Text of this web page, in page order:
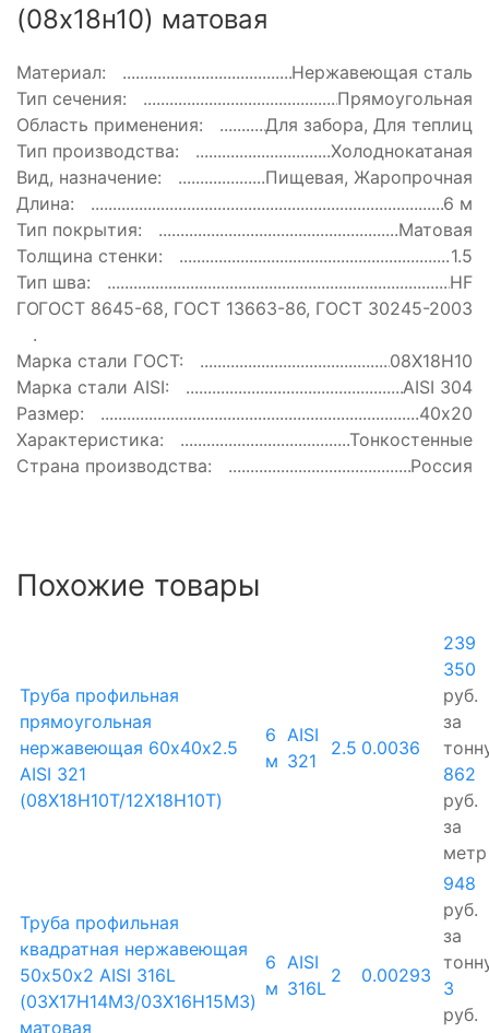
(08х18н10) матовая
Материал:
Нержавеющая сталь
Тип сечения:
Прямоугольная
Область применения:
Для забора, Для теплиц
Тип производства:
Холоднокатаная
Вид, назначение:
Пищевая, Жаропрочная
Длина:
6 м
Тип покрытия:
Матовая
Толщина стенки:
1.5
Тип шва:
HF
ГОСТ:
ГОСТ 8645-68, ГОСТ 13663-86, ГОСТ 30245-2003
Марка стали ГОСТ:
08Х18Н10
Марка стали AISI:
AISI 304
Размер:
40х20
Характеристика:
Тонкостенные
Страна производства:
Россия
Похожие товары
Труба профильная
прямоугольная
нержавеющая 60х40х2.5
AISI 321
(08Х18Н10Т/12Х18Н10Т)
6
м
AISI
321
2.5 0.0036
239
350
руб.
за
862
руб.
за
метр
Труба профильная
квадратная нержавеющая
50х50х2 AISI 316L
(03Х17Н14М3/03Х16Н15М3)
матовая
6
м
AISI
316L
2 0.00293
948
руб.
за
3
руб.